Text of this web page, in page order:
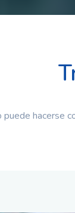
hacerse